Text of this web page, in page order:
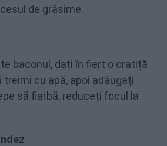
de grăsime.
baconul, dați în fiert o cratiță
cu apă, apoi adăugați
să fiarbă, reduceți focul la